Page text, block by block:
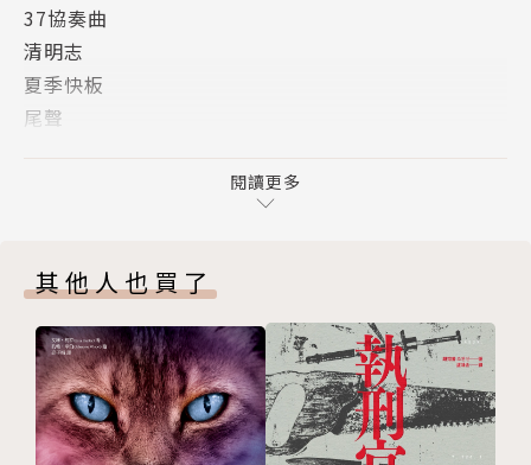
散文比其他任何一種文體都還真實，更貼近作者的靈
魂，或者可以說：散文是作者靈魂的背面。黎紫書的最
新散文集《暫停鍵》，輕盈、隨性隨心，文字的音樂性
和跳躍感更為明顯，層次分明，恰如其分，有引申也有
書看人、看事、看書、看世態的種種角度，突出作家凝
黎紫書散文集《暫停鍵》共分四輯，分別為一／寄北、
二／西走、三／逐處、四／良人，每一輯更附有與粉絲
讀者的互動對話，反映了作者近年來在小說的創作成就
之外，另闢蹊徑，為當代的散文書寫另開新路。
37協奏曲
清明志
夏季快板
尾聲
射手座人語
靜思雨
笑忘書
二月雪
偷窺黎紫書／西門吹燈
閱讀更多
其他人也買了